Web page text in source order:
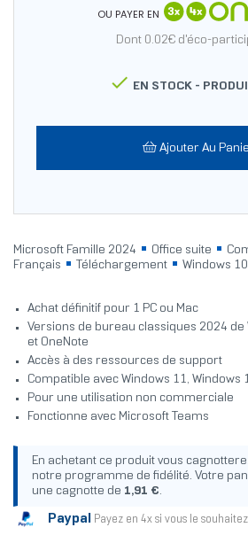
OU PAYER EN
Dont 0.02€ d'éco-
 EN STOCK -
Ajouter Au
Microsoft Famille 2024 Office suite
Français
Téléchargement Windows 10
Achat définitif pour 1 PC ou Mac
Versions de bureau classiques 2024 de
et OneNote
Accès à des ressources de support
Compatible avec Windows 11, Windows
Pour une utilisation non commerciale
Fonctionne avec Microsoft Teams
En achetant ce produit vous
notre programme de fidélité. Votre
une cagnotte de 1,91 €.
Paypal Payez en 4x si vous le souhaitez